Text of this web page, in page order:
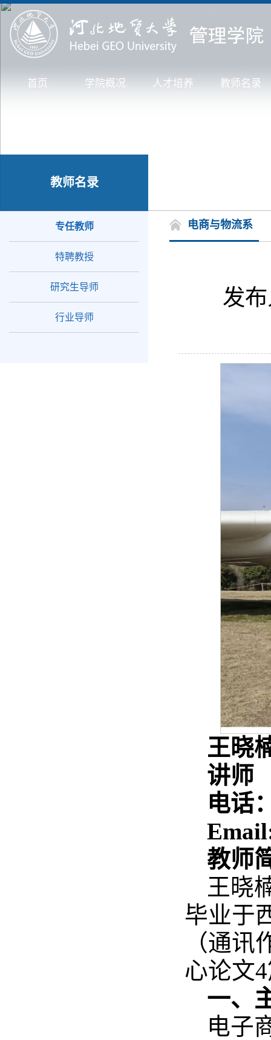
首页 学院概况 人才培养 教师名录
教师名录
专任教师
特聘教授
研究生导师
行业导师
电商与物流系
发
王晓
讲师
电话
Email
教师
王晓
毕业于
（通
心论文
一、
电子